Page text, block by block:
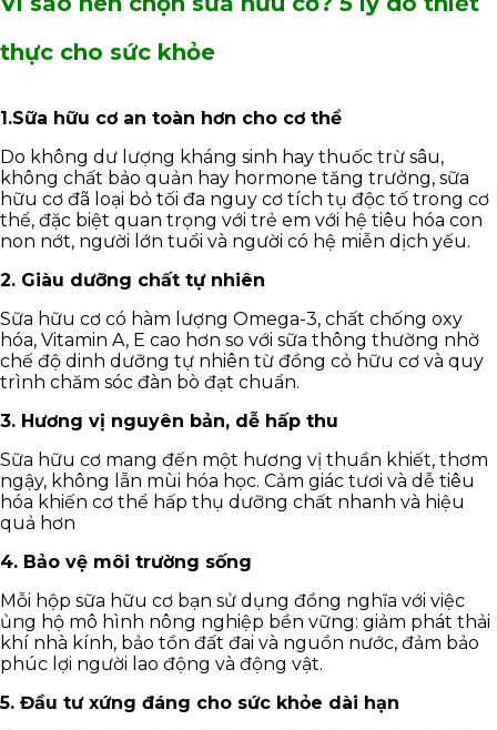
thực cho sức khỏe
1.Sữa hữu cơ an toàn hơn cho cơ thể
Do không dư lượng kháng sinh hay thuốc trừ sâu,
không chất bảo quản hay hormone tăng trưởng, sữa
hữu cơ đã loại bỏ tối đa nguy cơ tích tụ độc tố trong cơ
thể, đặc biệt quan trọng với trẻ em với hệ tiêu hóa con
non nớt, người lớn tuổi và người có hệ miễn dịch yếu.
2. Giàu dưỡng chất tự nhiên
Sữa hữu cơ có hàm lượng Omega-3, chất chống oxy
hóa, Vitamin A, E cao hơn so với sữa thông thường nhờ
chế độ dinh dưỡng tự nhiên từ đồng cỏ hữu cơ và quy
trình chăm sóc đàn bò đạt chuẩn.
3. Hương vị nguyên bản, dễ hấp thu
Sữa hữu cơ mang đến một hương vị thuần khiết, thơm
ngậy, không lẫn mùi hóa học. Cảm giác tươi và dễ tiêu
hóa khiến cơ thể hấp thụ dưỡng chất nhanh và hiệu
quả hơn
4. Bảo vệ môi trường sống
Mỗi hộp sữa hữu cơ bạn sử dụng đồng nghĩa với việc
ủng hộ mô hình nông nghiệp bền vững: giảm phát thải
khí nhà kính, bảo tồn đất đai và nguồn nước, đảm bảo
phúc lợi người lao động và động vật.
5. Đầu tư xứng đáng cho sức khỏe dài hạn